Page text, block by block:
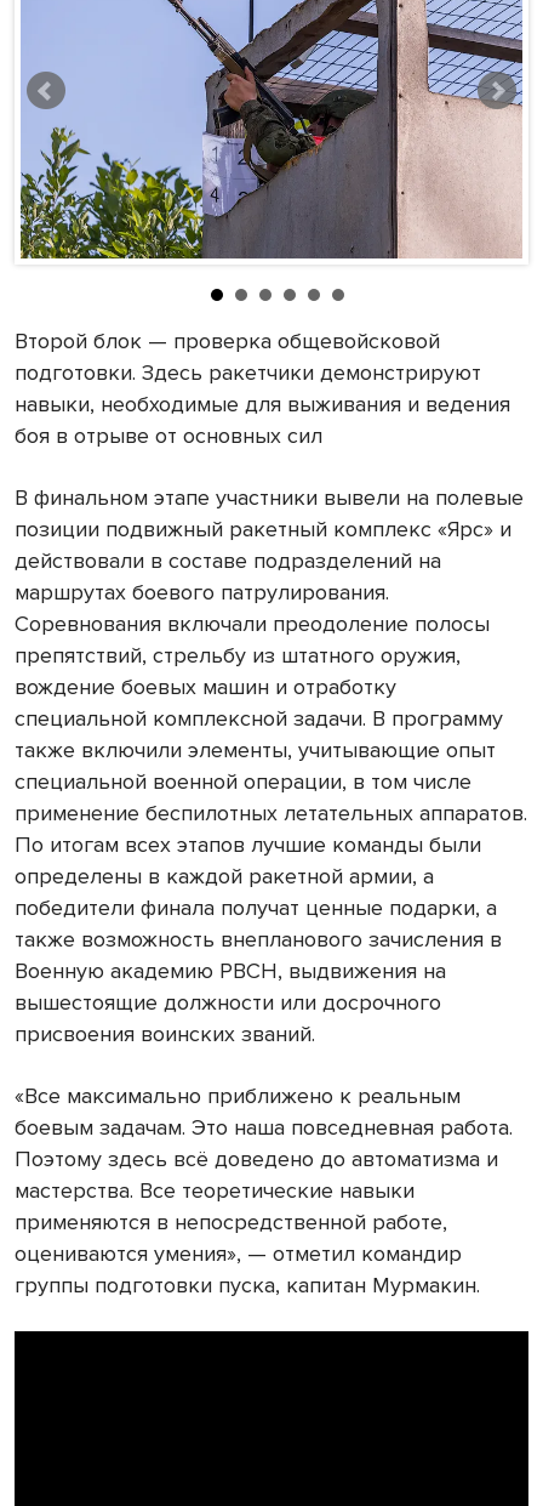
Второй блок — проверка общевойсковой
подготовки. Здесь ракетчики демонстрируют
навыки, необходимые для выживания и ведения
боя в отрыве от основных сил
В финальном этапе участники вывели на полевые
позиции подвижный ракетный комплекс «Ярс» и
действовали в составе подразделений на
маршрутах боевого патрулирования.
Соревнования включали преодоление полосы
препятствий, стрельбу из штатного оружия,
вождение боевых машин и отработку
специальной комплексной задачи. В программу
также включили элементы, учитывающие опыт
специальной военной операции, в том числе
применение беспилотных летательных аппаратов.
По итогам всех этапов лучшие команды были
определены в каждой ракетной армии, а
победители финала получат ценные подарки, а
также возможность внепланового зачисления в
Военную академию РВСН, выдвижения на
вышестоящие должности или досрочного
присвоения воинских званий.
«Все максимально приближено к реальным
боевым задачам. Это наша повседневная работа.
Поэтому здесь всё доведено до автоматизма и
мастерства. Все теоретические навыки
применяются в непосредственной работе,
оцениваются умения», — отметил командир
группы подготовки пуска, капитан Мурмакин.